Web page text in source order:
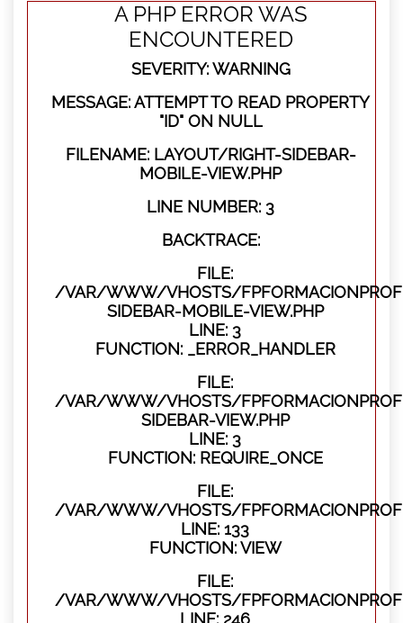
A PHP ERROR WAS
ENCOUNTERED
SEVERITY: WARNING
MESSAGE: ATTEMPT TO READ PROPERTY
"ID" ON NULL
FILENAME: LAYOUT/RIGHT-SIDEBAR-
MOBILE-VIEW.PHP
LINE NUMBER: 3
BACKTRACE:
FILE:
/VAR/WWW/VHOSTS/
SIDEBAR-MOBILE-VIEW.PHP
LINE: 3
FUNCTION: _ERROR_HANDLER
FILE:
/VAR/WWW/VHOSTS/
SIDEBAR-VIEW.PHP
LINE: 3
FUNCTION: REQUIRE_ONCE
FILE:
/VAR/WWW/VHOSTS/
LINE: 133
FUNCTION: VIEW
FILE:
/VAR/WWW/VHOSTS/